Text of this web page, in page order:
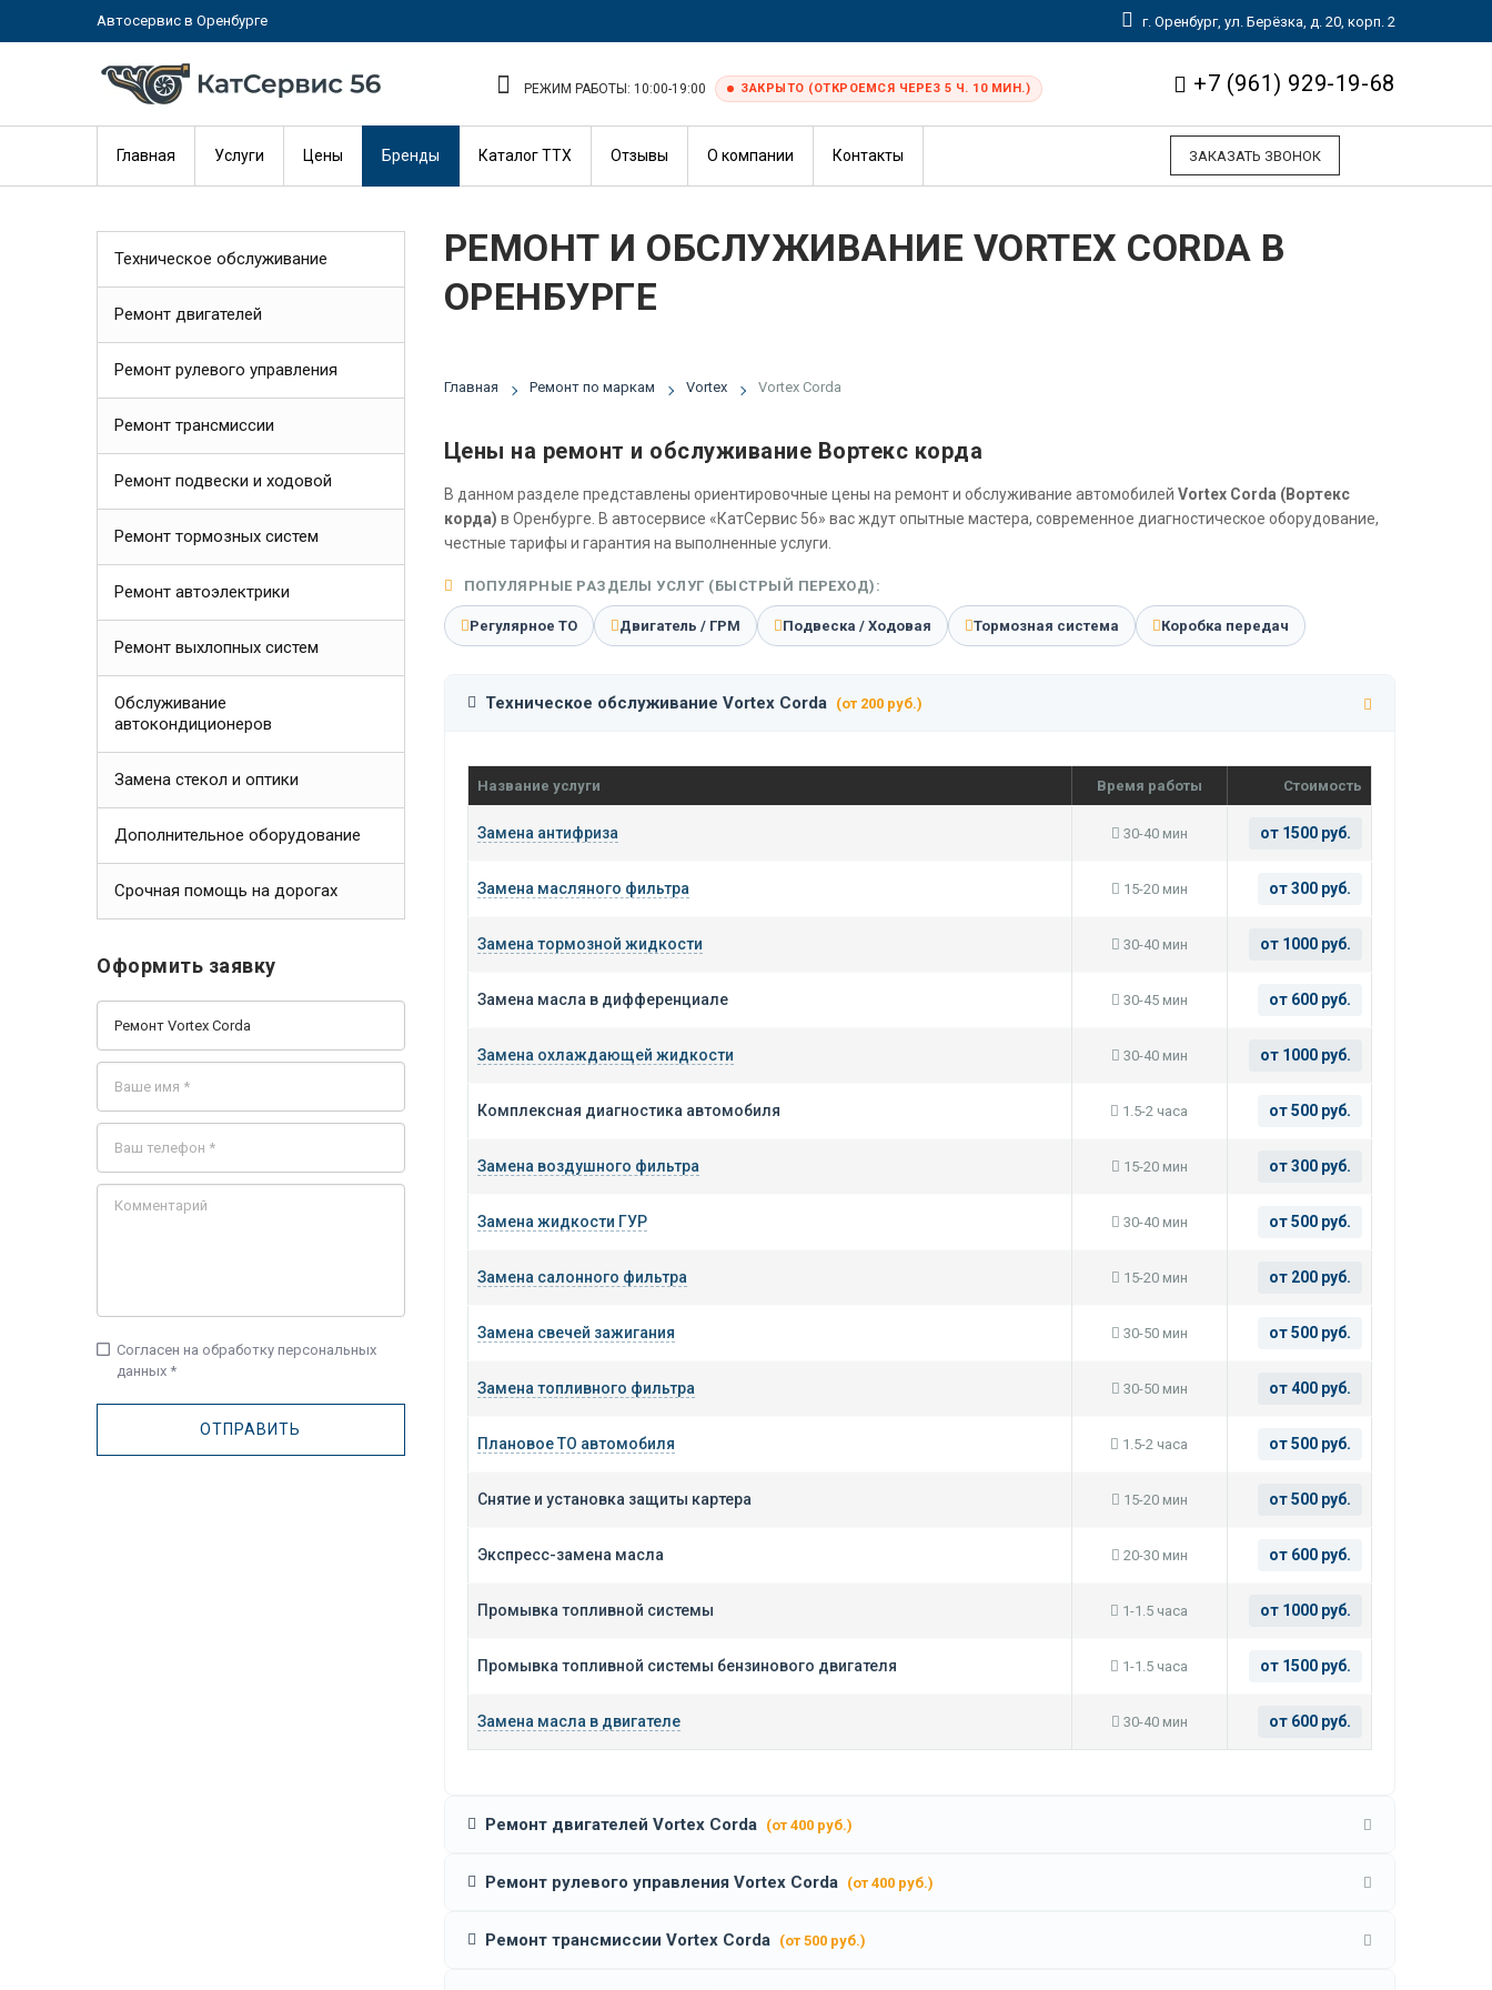
Автосервис в Оренбурге г. Оренбург, ул. Берёзка, д. 20, корп. 2
+7 (961) 929-19-68
РЕЖИМ РАБОТЫ: 10:00-19:00 ЗАКРЫТО (ОТКРОЕМСЯ ЧЕРЕЗ 5 Ч. 10 МИН.)
ЗАКАЗАТЬ ЗВОНОК
Главная Услуги Цены Бренды Каталог ТТХ Отзывы О компании Контакты
РЕМОНТ И ОБСЛУЖИВАНИЕ VORTEX CORDA В
ОРЕНБУРГЕ
Главная Ремонт по маркам Vortex Vortex Corda
Цены на ремонт и обслуживание Вортекс корда
В данном разделе представлены ориентировочные цены на ремонт и обслуживание автомобилей Vortex Corda (Вортекс
корда) в Оренбурге. В автосервисе «КатСервис 56» вас ждут опытные мастера, современное диагностическое оборудование,
честные тарифы и гарантия на выполненные услуги.
ПОПУЛЯРНЫЕ РАЗДЕЛЫ УСЛУГ (БЫСТРЫЙ ПЕРЕХОД):
Регулярное ТО Двигатель / ГРМ Подвеска / Ходовая Тормозная система Коробка передач
Техническое обслуживание Vortex Corda (от 200 руб.)
Название услуги Время работы Стоимость
Замена антифриза 30-40 мин от 1500 руб.
Замена масляного фильтра 15-20 мин от 300 руб.
Замена тормозной жидкости 30-40 мин от 1000 руб.
Замена масла в дифференциале 30-45 мин от 600 руб.
Замена охлаждающей жидкости 30-40 мин от 1000 руб.
Комплексная диагностика автомобиля 1.5-2 часа от 500 руб.
Замена воздушного фильтра 15-20 мин от 300 руб.
Замена жидкости ГУР 30-40 мин от 500 руб.
Замена салонного фильтра 15-20 мин от 200 руб.
Замена свечей зажигания 30-50 мин от 500 руб.
Замена топливного фильтра 30-50 мин от 400 руб.
Плановое ТО автомобиля 1.5-2 часа от 500 руб.
Снятие и установка защиты картера 15-20 мин от 500 руб.
Экспресс-замена масла 20-30 мин от 600 руб.
Промывка топливной системы 1-1.5 часа от 1000 руб.
Промывка топливной системы бензинового двигателя 1-1.5 часа от 1500 руб.
Замена масла в двигателе 30-40 мин от 600 руб.
Ремонт двигателей Vortex Corda (от 400 руб.)
Ремонт рулевого управления Vortex Corda (от 400 руб.)
Ремонт трансмиссии Vortex Corda (от 500 руб.)
Техническое обслуживание
Ремонт двигателей
Ремонт рулевого управления
Ремонт трансмиссии
Ремонт подвески и ходовой
Ремонт тормозных систем
Ремонт автоэлектрики
Ремонт выхлопных систем
Обслуживание
автокондиционеров
Замена стекол и оптики
Дополнительное оборудование
Срочная помощь на дорогах
Оформить заявку
check_box_outline_blank Согласен на обработку персональных
данных *